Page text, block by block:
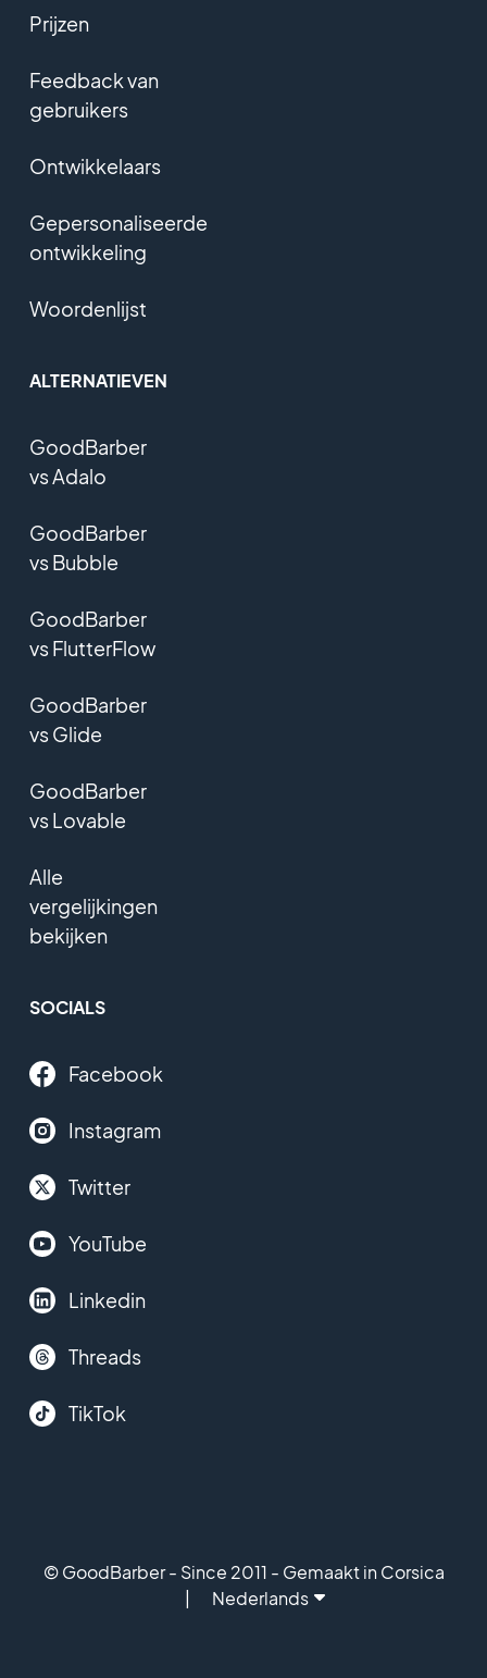
Prijzen
Feedback van
gebruikers
Ontwikkelaars
Gepersonaliseerde
ontwikkeling
Woordenlijst
ALTERNATIEVEN
GoodBarber
vs Adalo
GoodBarber
vs Bubble
GoodBarber
vs FlutterFlow
GoodBarber
vs Glide
GoodBarber
vs Lovable
Alle
vergelijkingen
bekijken
SOCIALS
Facebook
Instagram
Twitter
YouTube
Linkedin
Threads
TikTok
© GoodBarber - Since 2011 - Gemaakt in Corsica
Nederlands